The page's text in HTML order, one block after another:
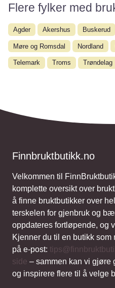
Flere fylker med
Agder Akershus Buskerud
Møre og Romsdal Nordland
Telemark Troms Trøndelag
Finnbruktbutikk.no
Velkommen til
komplette oversikt over
å finne bruktbutikker over
terskelen for gjenbruk og
oppdateres fortløpende, og
Kjenner du til en butikk
på e-post:
side – sammen kan vi gjøre
og inspirere flere til å velge